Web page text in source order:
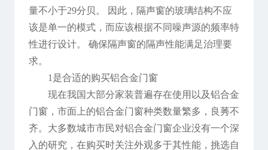
量不小于29分贝。 因此，隔声窗的玻璃结构不应
该是单一的模式，而应该根据不同噪声源的频率特
性进行设计。 确保隔声窗的隔声性能满足治理要
求。
1是合适的购买铝合金门窗
现在我国大部分家装普遍存在使用以及铝合金
门窗，市面上的铝合金门窗种类数量繁多，良莠不
齐。大多数城市市民对铝合金门窗企业没有一个深
入的研究，在购买时关注外观多于其性能，挑选自